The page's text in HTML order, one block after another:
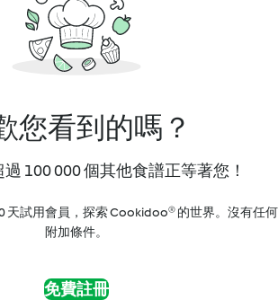
您看到的嗎？
100 000 個其他食譜正等著您！
天試用會員，探索 Cookidoo® 的世界。沒有任何
附加條件。
免費註冊